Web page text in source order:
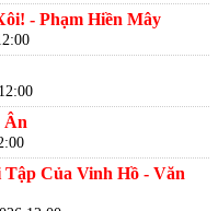
- Phạm Hiền Mây
Ân
Của Vinh Hồ - Văn